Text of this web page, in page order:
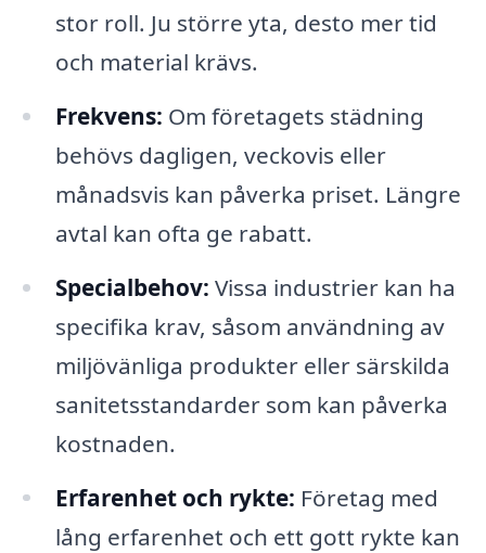
stor roll. Ju större yta, desto mer tid
och material krävs.
Frekvens: Om företagets städning
behövs dagligen, veckovis eller
månadsvis kan påverka priset. Längre
avtal kan ofta ge rabatt.
Specialbehov: Vissa industrier kan ha
specifika krav, såsom användning av
miljövänliga produkter eller särskilda
sanitetsstandarder som kan påverka
kostnaden.
Erfarenhet och rykte: Företag med
lång erfarenhet och ett gott rykte kan